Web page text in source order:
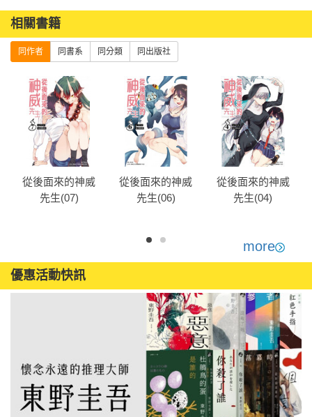
相關書籍
同作者 同書系 同分類 同出版社
從後面來的神威
先生(07)
從後面來的神威
先生(06)
從後面來的神威
先生(04)
more
優惠活動快訊